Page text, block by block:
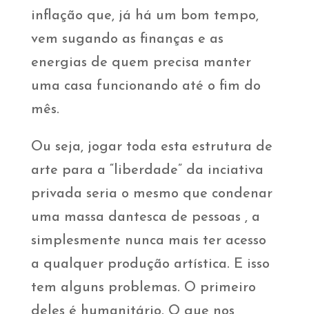
inflação que, já há um bom tempo,
vem sugando as finanças e as
energias de quem precisa manter
uma casa funcionando até o fim do
mês.
Ou seja, jogar toda esta estrutura de
arte para a “liberdade” da inciativa
privada seria o mesmo que condenar
uma massa dantesca de pessoas , a
simplesmente nunca mais ter acesso
a qualquer produção artística. E isso
tem alguns problemas. O primeiro
deles é humanitário. O que nos